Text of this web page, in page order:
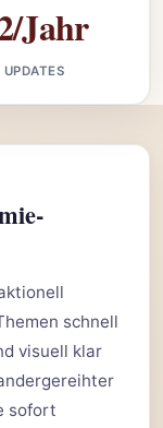
Jahr
UPDATES
schnell
visuell klar
sofort